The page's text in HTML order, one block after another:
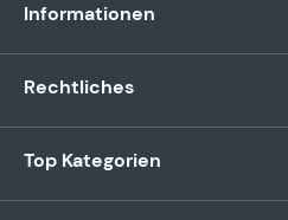
Informationen
Rechtliches
Top Kategorien